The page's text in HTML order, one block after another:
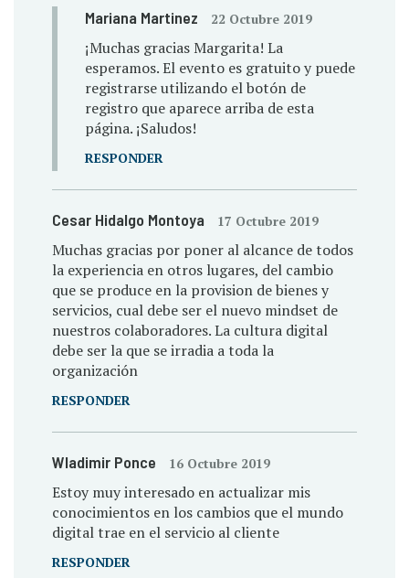
Mariana Martinez 22 Octubre 2019
¡Muchas gracias Margarita! La
esperamos. El evento es gratuito y puede
registrarse utilizando el botón de
registro que aparece arriba de esta
página. ¡Saludos!
RESPONDER
Cesar Hidalgo Montoya 17 Octubre 2019
Muchas gracias por poner al alcance de todos
la experiencia en otros lugares, del cambio
que se produce en la provision de bienes y
servicios, cual debe ser el nuevo mindset de
nuestros colaboradores. La cultura digital
debe ser la que se irradia a toda la
organización
RESPONDER
Wladimir Ponce 16 Octubre 2019
Estoy muy interesado en actualizar mis
conocimientos en los cambios que el mundo
digital trae en el servicio al cliente
RESPONDER